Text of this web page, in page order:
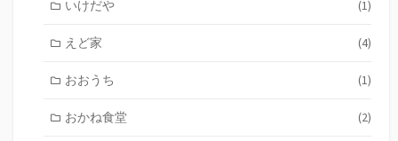
いけだや (1)
えど家 (4)
おおうち (1)
おかね食堂 (2)